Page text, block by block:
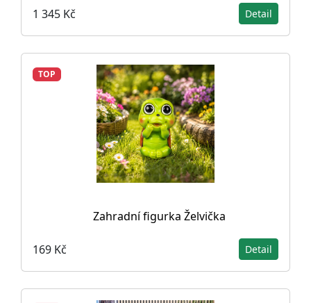
1 345 Kč Detail
TOP
Zahradní figurka Želvička
169 Kč Detail